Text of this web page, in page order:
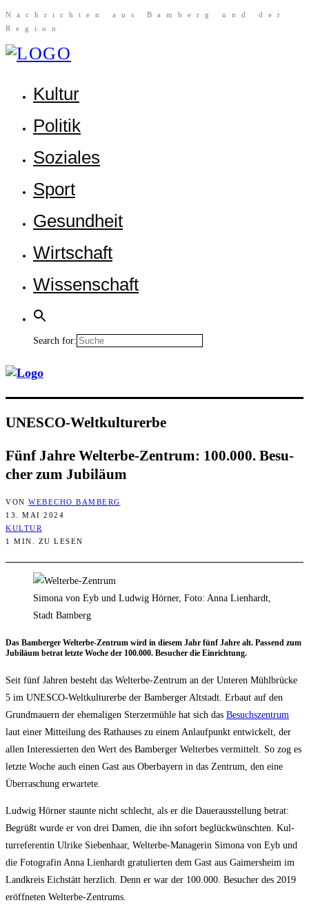
Nach­rich­ten aus Bam­berg und der
Region
Kul­tur
Poli­tik
Sozia­les
Sport
Gesund­heit
Wirt­schaft
Wis­sen­schaft
Search for:
UNESCO-Welt­kul­tur­er­be
Fünf Jah­re Welt­erbe-Zen­trum: 100.000. Besu­
cher zum Jubiläum
VON WEBECHO BAMBERG
13. MAI 2024
KULTUR
1 MIN. ZU LESEN
Simona von Eyb und Ludwig Hörner, Foto: Anna Lienhardt,
Stadt Bamberg
Das Bam­ber­ger Welt­erbe-Zen­trum wird in die­sem Jahr fünf Jah­re alt. Pas­send zum
Jubi­lä­um betrat letz­te Woche der 100.000. Besu­cher die Einrichtung.
Seit fünf Jah­ren besteht das Welt­erbe-Zen­trum an der Unte­ren Mühl­brü­cke
5 im UNESCO-Welt­kul­tur­er­be der Bam­ber­ger Alt­stadt. Erbaut auf den
Grund­mau­ern der ehe­ma­li­gen Ster­zer­müh­le hat sich das Besuchs­zen­trum
laut einer Mit­tei­lung des Rat­hau­ses zu einem Anlauf­punkt ent­wi­ckelt, der
allen Inter­es­sier­ten den Wert des Bam­ber­ger Welt­erbes ver­mit­telt. So zog es
letz­te Woche auch einen Gast aus Ober­bay­ern in das Zen­trum, den eine
Über­ra­schung erwartete.
Lud­wig Hör­ner staun­te nicht schlecht, als er die Dau­er­aus­stel­lung betrat:
Begrüßt wur­de er von drei Damen, die ihn sofort beglück­wünsch­ten. Kul­
tur­re­fe­ren­tin Ulri­ke Sie­ben­haar, Welt­erbe-Mana­ge­rin Simo­na von Eyb und
die Foto­gra­fin Anna Lien­hardt gra­tu­lier­ten dem Gast aus Gai­mers­heim im
Land­kreis Eich­stätt herz­lich. Denn er war der 100.000. Besu­cher des 2019
eröff­ne­ten Welterbe-Zentrums.